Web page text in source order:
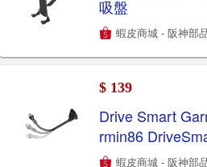
吸盤
蝦皮商城 - 阪神部
$ 139
Drive Smart
rmin86
蝦皮商城 - 阪神部